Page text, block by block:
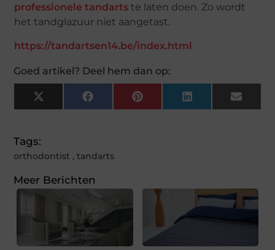
professionele tandarts te laten doen. Zo wordt
het tandglazuur niet aangetast.
https://tandartsen14.be/index.html
Goed artikel? Deel hem dan op:
X
(Twitter)
FacebookPinterestLinkedInEmail
Tags:
orthodontist ,tandarts
Meer Berichten